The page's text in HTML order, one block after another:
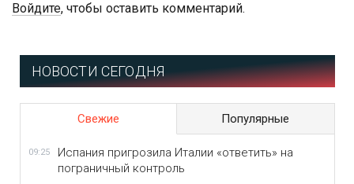
Войдите, чтобы оставить комментарий.
НОВОСТИ СЕГОДНЯ
Свежие Популярные
09:25
Испания пригрозила Италии «ответить» на
пограничный контроль